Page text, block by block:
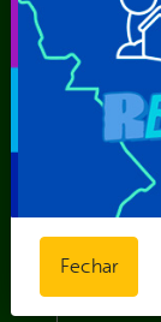
SEMARH
Fechar